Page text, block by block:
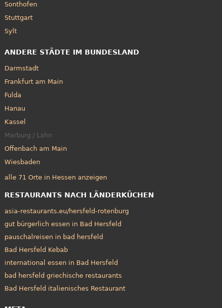
Sonthofen
Stuttgart
Sylt
ANDERE STÄDTE IM BUNDESLAND
Darmstadt
Frankfurt am Main
Fulda
Hanau
Kassel
Marburg / Lahn
Offenbach am Main
Wiesbaden
alle 71 Orte in Hessen anzeigen
RESTAURANTS NACH LÄNDERKÜCHEN
asia-restaurants.eu/hersfeld-rotenburg
gut bürgerlich essen in Bad Hersfeld
pauschalreisen in bad hersfeld
Bad Hersfeld Kebab
international essen in Bad Hersfeld
bad hersfeld griechische restaurants
Bad Hersfeld italienisches Restaurant